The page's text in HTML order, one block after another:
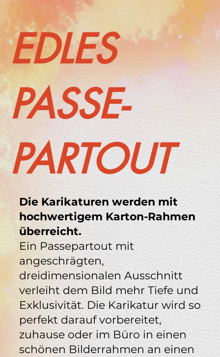
EDLES
PASSE-
PARTOUT
Die Karikaturen werden mit
hochwertigem Karton-Rahmen
überreicht.
Ein Passepartout mit
angeschrägten,
dreidimensionalen Ausschnitt
verleiht dem Bild mehr Tiefe und
Exklusivität. Die Karikatur wird so
perfekt darauf vorbereitet,
zuhause oder im Büro in einen
schönen Bilderrahmen an einen